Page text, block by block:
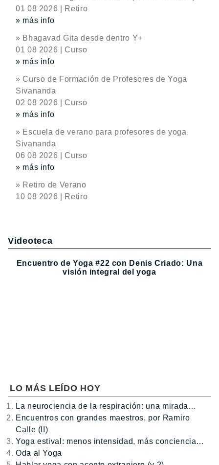
01 08 2026 | Retiro
» más info
» Bhagavad Gita desde dentro Y+
01 08 2026 | Curso
» más info
» Curso de Formación de Profesores de Yoga
Sivananda
02 08 2026 | Curso
» más info
» Escuela de verano para profesores de yoga
Sivananda
06 08 2026 | Curso
» más info
» Retiro de Verano
10 08 2026 | Retiro
Videoteca
Encuentro de Yoga #22 con Denis Criado: Una
visión integral del yoga
LO MÁS LEÍDO HOY
La neurociencia de la respiración: una mirada…
Encuentros con grandes maestros, por Ramiro
Calle (II)
Yoga estival: menos intensidad, más conciencia…
Oda al Yoga